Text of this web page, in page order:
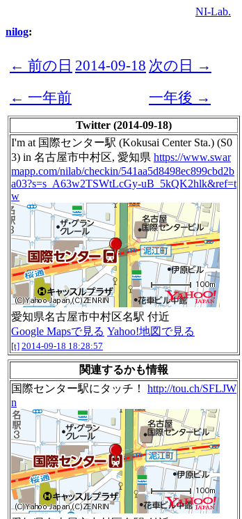
NI-Lab.
nilog:
← 前の日 2014-09-18 次の日 →
← 一年前
一年後 →
Twitter (2014-09-18)
I'm at 国際センター駅 (Kokusai Center Sta.) (S0
3) in 名古屋市中村区, 愛知県 https://www.swar
mapp.com/nilab/checkin/541aa5d8498ec899cbd2b
a03?s=s_A63w2TSWtLcGy-uB_5kQK2hlk&ref=t
w
愛知県名古屋市中村区名駅 付近
Google Mapsで見る Yahoo!地図で見る
[t] 2014-09-18 18:28:57
関連するかも情報
国際センター駅にタッチ！ http://tou.ch/SFLJW
n